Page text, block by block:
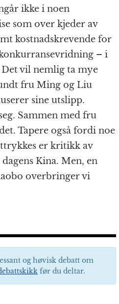
ikke i noen
som over kjeder av
kostnadskrevende for
– i
Det vil nemlig ta mye
fru Ming og Liu
sine utslipp.
Sammen med fru
Tapere også fordi noe
er kritikk av
Kina. Men, en
overbringer vi
og høvisk debatt om
før du deltar.